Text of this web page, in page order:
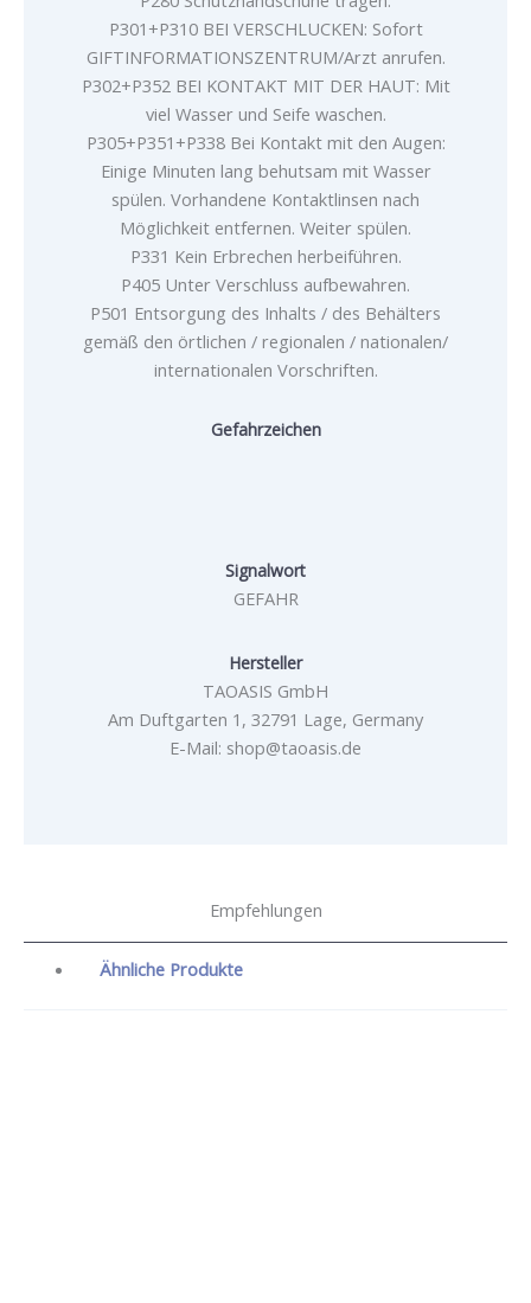
P301+P310 BEI VERSCHLUCKEN: Sofort
GIFTINFORMATIONSZENTRUM/Arzt anrufen.
P302+P352 BEI KONTAKT MIT DER HAUT: Mit
viel Wasser und Seife waschen.
P305+P351+P338 Bei Kontakt mit den Augen:
Einige Minuten lang behutsam mit Wasser
spülen. Vorhandene Kontaktlinsen nach
Möglichkeit entfernen. Weiter spülen.
P331 Kein Erbrechen herbeiführen.
P405 Unter Verschluss aufbewahren.
P501 Entsorgung des Inhalts / des Behälters
gemäß den örtlichen / regionalen / nationalen/
internationalen Vorschriften.
Gefahrzeichen
Signalwort
GEFAHR
Hersteller
TAOASIS GmbH
Am Duftgarten 1, 32791 Lage, Germany
E-Mail: shop@taoasis.de
Empfehlungen
Ähnliche Produkte